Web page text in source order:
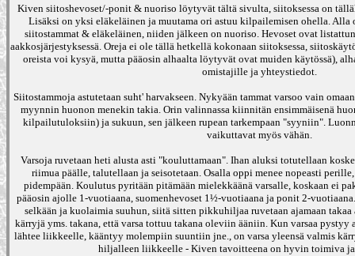
Kiven siitoshevoset/-ponit & nuoriso löytyvät tältä sivulta, siitoksessa on
Lisäksi on yksi eläkeläinen ja muutama ori astuu kilpailemisen ohella. Alla
siitostammat & eläkeläinen, niiden jälkeen on nuoriso. Hevoset ovat
aakkosjärjestyksessä. Oreja ei ole tällä hetkellä kokonaan siitoksessa,
oreista voi kysyä, mutta pääosin alhaalta löytyvät ovat muiden käytössä),
omistajille ja yhteystiedot.
Siitostammoja astutetaan suht' harvakseen. Nykyään tammat varsoo vain
myynnin huonon menekin takia. Orin valinnassa kiinnitän ensimmäisenä
kilpailutuloksiin) ja sukuun, sen jälkeen rupean tarkempaan "syyniin".
vaikuttavat myös vähän.
Varsoja ruvetaan heti alusta asti "kouluttamaan". Ihan aluksi totutellaan
riimua päälle, talutellaan ja seisotetaan. Osalla oppi menee nopeasti
pidempään. Koulutus pyritään pitämään mielekkäänä varsalle, koskaan ei
pääosin ajolle 1-vuotiaana, suomenhevoset 1½-vuotiaana ja ponit 2-
selkään ja kuolaimia suuhun, siitä sitten pikkuhiljaa ruvetaan ajamaan
kärryjä yms. takana, että varsa tottuu takana oleviin ääniin. Kun varsaa pystyy
lähtee liikkeelle, kääntyy molempiin suuntiin jne., on varsa yleensä valmis
hiljalleen liikkeelle - Kiven tavoitteena on hyvin toimiva ja